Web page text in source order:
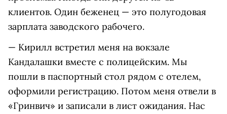
клиентов. Один беженец — это полугодовая
зарплата заводского рабочего.
— Кирилл встретил меня на вокзале
Кандалашки вместе с полицейским. Мы
пошли в паспортный стол рядом с отелем,
оформили регистрацию. Потом меня отвели в
«Гринвич» и записали в лист ожидания. Нас